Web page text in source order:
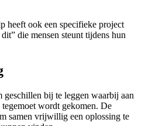
heeft ook een specifieke project
die mensen steunt tijdens hun
bij te leggen waarbij aan
wordt gekomen. De
samen vrijwillig een oplossing te